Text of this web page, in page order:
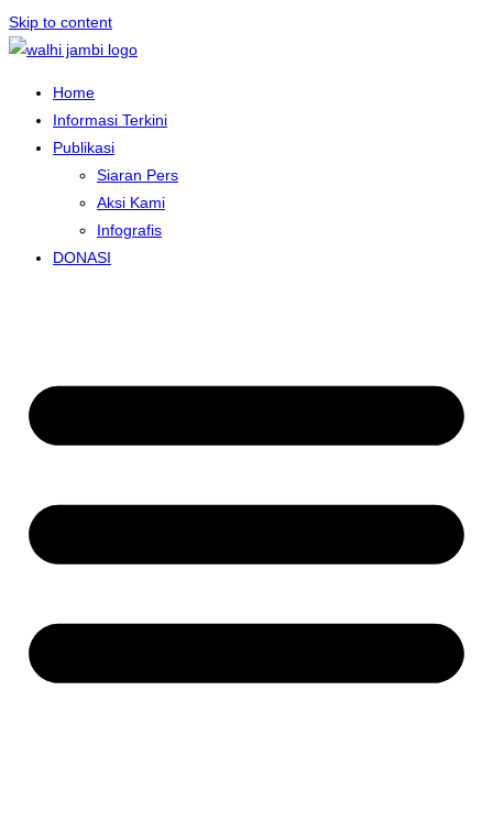
Skip to content
Home
Informasi Terkini
Publikasi
Siaran Pers
Aksi Kami
Infografis
DONASI